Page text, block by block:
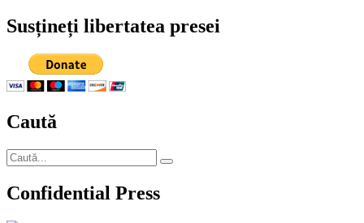
Susțineți libertatea presei
Caută
Caută
după:
Căutare
Confidential Press